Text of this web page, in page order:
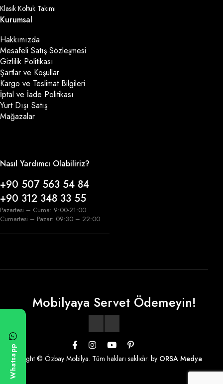
Klasik Koltuk Takımı
Kurumsal
Hakkımızda
Mesafeli Satış Sözleşmesi
Gizlilik Politikası
Şartlar ve Koşullar
Kargo ve Teslimat Bilgileri
İptal ve İade Politikası
Yurt Dışı Satış
Mağazalar
Nasıl Yardımcı Olabiliriz?
+90 507 563 54 84
+90 312 348 33 55
Pazartesi – Cuma: 9:00-21:00
Cumartesi – Pazar: 09:30 – 22:00
Mobilyaya Servet Ödemeyin!
Copyright © Özbay Mobilya. Tüm hakları saklıdır. by ORSA Medya
Whatsapp